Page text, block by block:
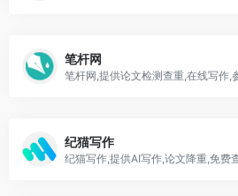
笔杆网
纪猫写作